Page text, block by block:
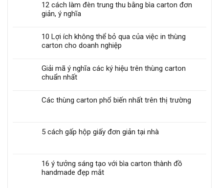
12 cách làm đèn trung thu bằng bìa carton đơn
giản, ý nghĩa
10 Lợi ích không thể bỏ qua của việc in thùng
carton cho doanh nghiệp
Giải mã ý nghĩa các ký hiệu trên thùng carton
chuẩn nhất
Các thùng carton phổ biến nhất trên thị trường
5 cách gấp hộp giấy đơn giản tại nhà
16 ý tưởng sáng tạo với bìa carton thành đồ
handmade đẹp mắt